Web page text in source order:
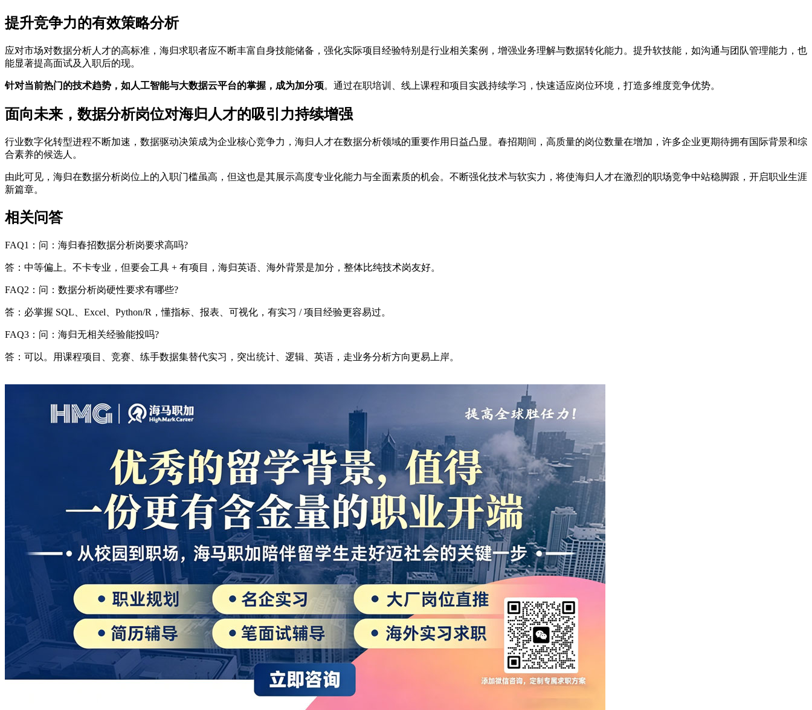
提升竞争力的有效策略分析
应对市场对数据分析人才的高标准，海归求职者应不断丰富自身技能储备，强化实际项目经验特别是行业相关案例，增强业务理解与数据转化能力。提升软技能，如沟通与团队管理能力，也
能显著提高面试及入职后的现。
针对当前热门的技术趋势，如人工智能与大数据云平台的掌握，成为加分项。通过在职培训、线上课程和项目实践持续学习，快速适应岗位环境，打造多维度竞争优势。
面向未来，数据分析岗位对海归人才的吸引力持续增强
行业数字化转型进程不断加速，数据驱动决策成为企业核心竞争力，海归人才在数据分析领域的重要作用日益凸显。春招期间，高质量的岗位数量在增加，许多企业更期待拥有国际背景和综
合素养的候选人。
由此可见，海归在数据分析岗位上的入职门槛虽高，但这也是其展示高度专业化能力与全面素质的机会。不断强化技术与软实力，将使海归人才在激烈的职场竞争中站稳脚跟，开启职业生涯
新篇章。
相关问答
FAQ1：问：海归春招数据分析岗要求高吗?
答：中等偏上。不卡专业，但要会工具 + 有项目，海归英语、海外背景是加分，整体比纯技术岗友好。
FAQ2：问：数据分析岗硬性要求有哪些?
答：必掌握 SQL、Excel、Python/R，懂指标、报表、可视化，有实习 / 项目经验更容易过。
FAQ3：问：海归无相关经验能投吗?
答：可以。用课程项目、竞赛、练手数据集替代实习，突出统计、逻辑、英语，走业务分析方向更易上岸。